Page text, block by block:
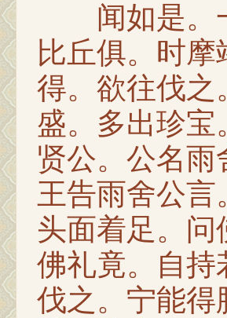
闻如是。一
比丘俱。时
得。欲往伐之
盛。多出珍宝
贤公。公名
王告雨舍公
头面着足。
佛礼竟。自持
伐之。宁能得